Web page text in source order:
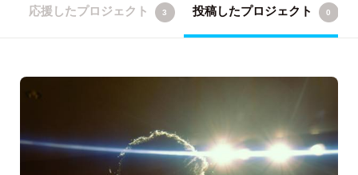
応援したプロジェクト 3 投稿したプロジェクト 0